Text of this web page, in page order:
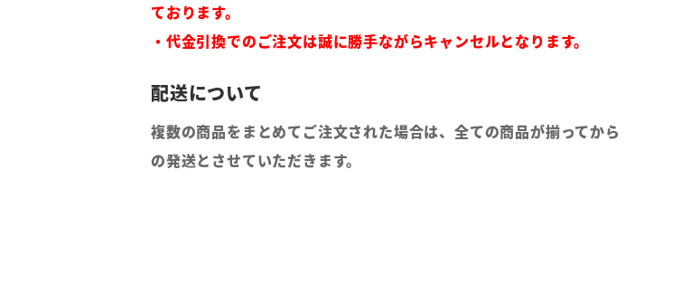
ております。
・代金引換でのご注文は誠に勝手ながらキャンセルとなります。
複数の商品をまとめてご注文された場合は、全ての商品が揃ってから
の発送とさせていただきます。